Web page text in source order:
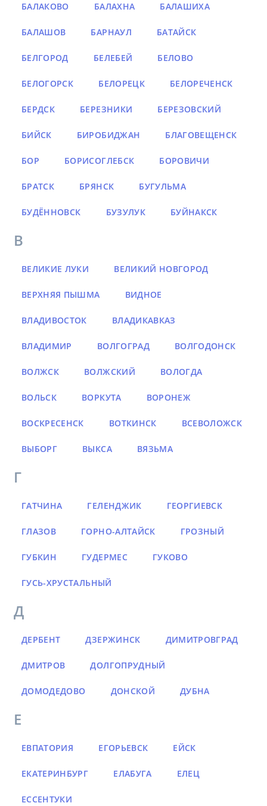
БАЛАКОВО БАЛАХНА БАЛАШИХА
БАЛАШОВ БАРНАУЛ БАТАЙСК
БЕЛГОРОД БЕЛЕБЕЙ БЕЛОВО
БЕЛОГОРСК БЕЛОРЕЦК БЕЛОРЕЧЕНСК
БЕРДСК БЕРЕЗНИКИ БЕРЕЗОВСКИЙ
БИЙСК БИРОБИДЖАН БЛАГОВЕЩЕНСК
БОР БОРИСОГЛЕБСК БОРОВИЧИ
БРАТСК БРЯНСК БУГУЛЬМА
БУДЁННОВСК БУЗУЛУК БУЙНАКСК
В
ВЕЛИКИЕ ЛУКИ ВЕЛИКИЙ НОВГОРОД
ВЕРХНЯЯ ПЫШМА ВИДНОЕ
ВЛАДИВОСТОК ВЛАДИКАВКАЗ
ВЛАДИМИР ВОЛГОГРАД ВОЛГОДОНСК
ВОЛЖСК ВОЛЖСКИЙ ВОЛОГДА
ВОЛЬСК ВОРКУТА ВОРОНЕЖ
ВОСКРЕСЕНСК ВОТКИНСК ВСЕВОЛОЖСК
ВЫБОРГ ВЫКСА ВЯЗЬМА
Г
ГАТЧИНА ГЕЛЕНДЖИК ГЕОРГИЕВСК
ГЛАЗОВ ГОРНО-АЛТАЙСК ГРОЗНЫЙ
ГУБКИН ГУДЕРМЕС ГУКОВО
ГУСЬ-ХРУСТАЛЬНЫЙ
Д
ДЕРБЕНТ ДЗЕРЖИНСК ДИМИТРОВГРАД
ДМИТРОВ ДОЛГОПРУДНЫЙ
ДОМОДЕДОВО ДОНСКОЙ ДУБНА
Е
ЕВПАТОРИЯ ЕГОРЬЕВСК ЕЙСК
ЕКАТЕРИНБУРГ ЕЛАБУГА ЕЛЕЦ
ЕССЕНТУКИ